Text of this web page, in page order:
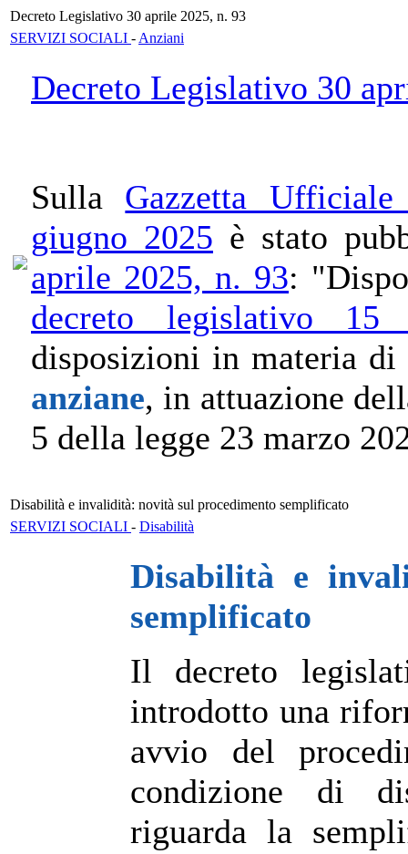
Decreto Legislativo 30 aprile 2025, n. 93
SERVIZI SOCIALI - Anziani
Decreto Legislativo 30
Sulla Gazzetta
giugno 2025 è stato
aprile 2025, n. 93:
decreto legislativo
disposizioni in materia
anziane, in attuazione
5 della legge 23 marzo
Disabilità e invalidità: novità sul procedimento semplificato
SERVIZI SOCIALI - Disabilità
Disabilità e
semplificato
Il decreto
introdotto una
avvio del
condizione di
riguarda la